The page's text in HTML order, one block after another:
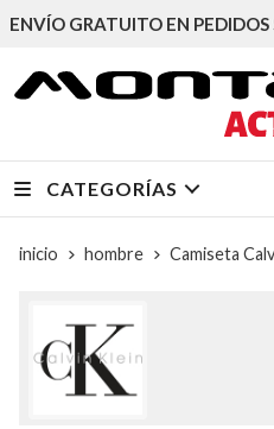
ENVÍO GRATUITO EN PEDIDOS
CATEGORÍAS
inicio hombre Camiseta